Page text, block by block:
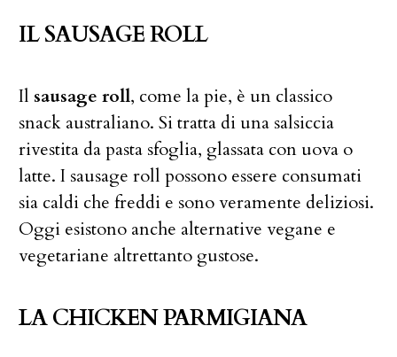
IL SAUSAGE ROLL
Il sausage roll, come la pie, è un classico
snack australiano. Si tratta di una salsiccia
rivestita da pasta sfoglia, glassata con uova o
latte. I sausage roll possono essere consumati
sia caldi che freddi e sono veramente deliziosi.
Oggi esistono anche alternative vegane e
vegetariane altrettanto gustose.
LA CHICKEN PARMIGIANA